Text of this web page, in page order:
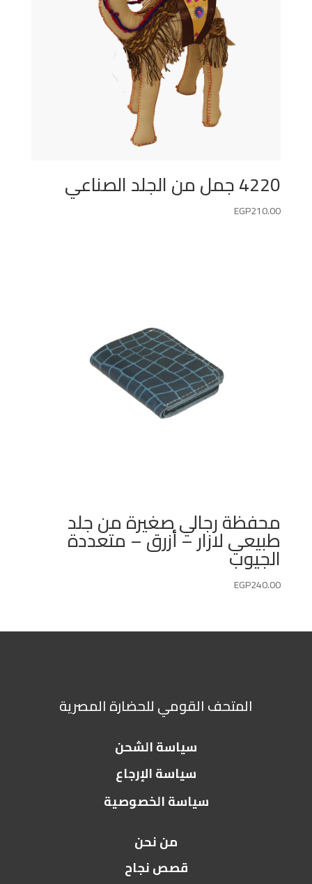
4220 جمل من الجلد الصناعي
EGP210.00
محفظة رجالي صغيرة من جلد
طبيعي لازار – أزرق – متعددة
الجيوب
EGP240.00
المتحف القومي للحضارة المصرية
سياسة الشحن
سياسة الإرجاع
سياسة الخصوصية
من نحن
قصص نجاح